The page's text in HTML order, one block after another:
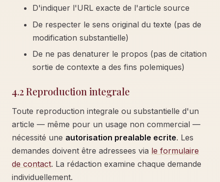
D'indiquer l'URL exacte de l'article source
De respecter le sens original du texte (pas de
modification substantielle)
De ne pas denaturer le propos (pas de citation
sortie de contexte a des fins polemiques)
4.2 Reproduction integrale
Toute reproduction integrale ou substantielle d'un
article — même pour un usage non commercial —
nécessité une autorisation prealable ecrite. Les
demandes doivent être adressees via le formulaire
de contact. La rédaction examine chaque demande
individuellement.